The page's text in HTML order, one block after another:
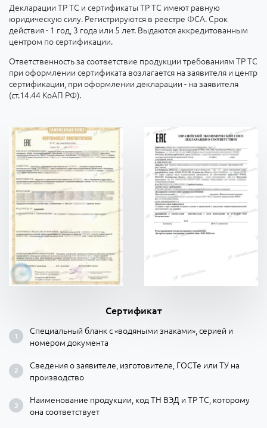
Декларации ТР ТС и сертификаты ТР ТС имеют равную
юридическую силу. Регистрируются в реестре ФСА. Срок
действия - 1 год, 3 года или 5 лет. Выдаются аккредитованным
центром по сертификации.
Ответственность за соответствие продукции требованиям ТР ТС
при оформлении сертификата возлагается на заявителя и центр
сертификации, при оформлении декларации - на заявителя
(ст.14.44 КоАП РФ).
Сертификат
Специальный бланк с «водяными знаками», серией и
номером документа
Сведения о заявителе, изготовителе, ГОСТе или ТУ на
производство
Наименование продукции, код ТН ВЭД и ТР ТС, которому
она соответствует